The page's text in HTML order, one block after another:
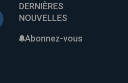
DERNIÈRES
NOUVELLES
Abonnez-vous